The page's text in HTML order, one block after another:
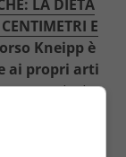
LA DIETA
E
Kneipp è
ai propri arti
naturale da